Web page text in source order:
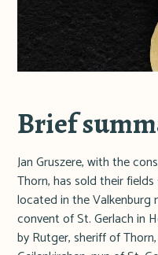
Brief
Jan Gruszere, with the
Thorn, has sold their
located in the
convent of St. Gerlach in
by Rutger, sheriff of